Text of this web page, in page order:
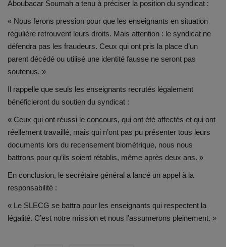
Aboubacar Soumah a tenu à préciser la position du syndicat :
« Nous ferons pression pour que les enseignants en situation
régulière retrouvent leurs droits. Mais attention : le syndicat ne
défendra pas les fraudeurs. Ceux qui ont pris la place d’un
parent décédé ou utilisé une identité fausse ne seront pas
soutenus. »
Il rappelle que seuls les enseignants recrutés légalement
bénéficieront du soutien du syndicat :
« Ceux qui ont réussi le concours, qui ont été affectés et qui ont
réellement travaillé, mais qui n’ont pas pu présenter tous leurs
documents lors du recensement biométrique, nous nous
battrons pour qu’ils soient rétablis, même après deux ans. »
En conclusion, le secrétaire général a lancé un appel à la
responsabilité :
« Le SLECG se battra pour les enseignants qui respectent la
légalité. C’est notre mission et nous l’assumerons pleinement. »